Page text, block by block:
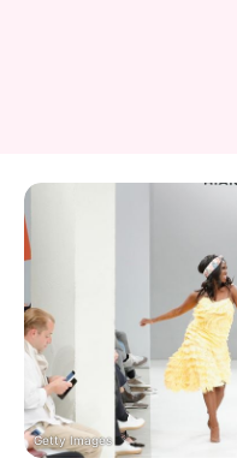
Getty Images